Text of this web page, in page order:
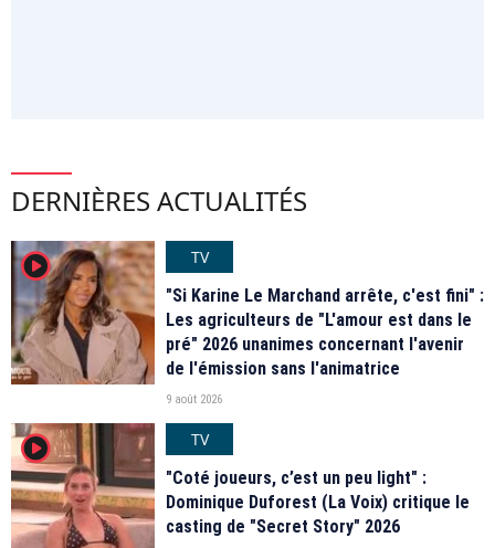
DERNIÈRES ACTUALITÉS
player2
TV
"Si Karine Le Marchand arrête, c'est fini" :
Les agriculteurs de "L'amour est dans le
pré" 2026 unanimes concernant l'avenir
de l'émission sans l'animatrice
9 août 2026
player2
TV
"Coté joueurs, c’est un peu light" :
Dominique Duforest (La Voix) critique le
casting de "Secret Story" 2026